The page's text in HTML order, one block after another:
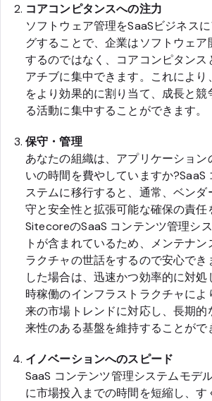
コアコンピタンスへの注力
ソフトウェア管理をSaaSビジネス
グすることで、企業はソフトウェ
するのではなく、コアコンピタンス
アチブに集中できます。これにより
をより効果的に割り当て、成長と
る活動に集中することができます。
保守・管理
あなたの組織は、アプリケーション
いの時間を費やしていますか?SaaS
ステムに移行すると、通常、ベン
守と安全性と拡張可能な確保の責任
SitecoreのSaaS コンテンツ管理シ
トが含まれているため、メンテナン
ラクチャの世話をするので安心でき
した場合は、迅速かつ効率的に対処
時稼働のインフラストラクチャに
来の市場トレンドに対応し、長期的
来性のある基盤を維持することがで
イノベーションへのスピード
SaaS コンテンツ管理システムモデ
に市場投入までの時間を短縮し、